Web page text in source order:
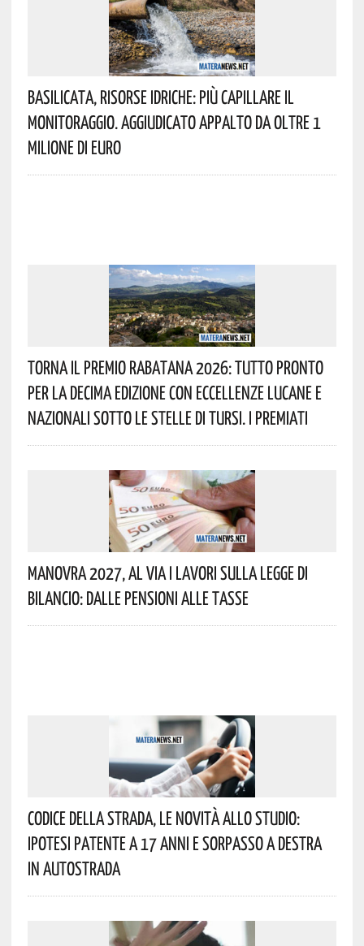
Basilicata, Risorse Idriche: Più Capillare Il
Monitoraggio. Aggiudicato Appalto Da Oltre 1
Milione Di Euro
Torna Il Premio Rabatana 2026: Tutto Pronto
Per La Decima Edizione Con Eccellenze Lucane E
Nazionali Sotto Le Stelle Di Tursi. I Premiati
Manovra 2027, Al Via I Lavori Sulla Legge Di
Bilancio: Dalle Pensioni Alle Tasse
Codice Della Strada, Le Novità Allo Studio:
Ipotesi Patente A 17 Anni E Sorpasso A Destra
In Autostrada